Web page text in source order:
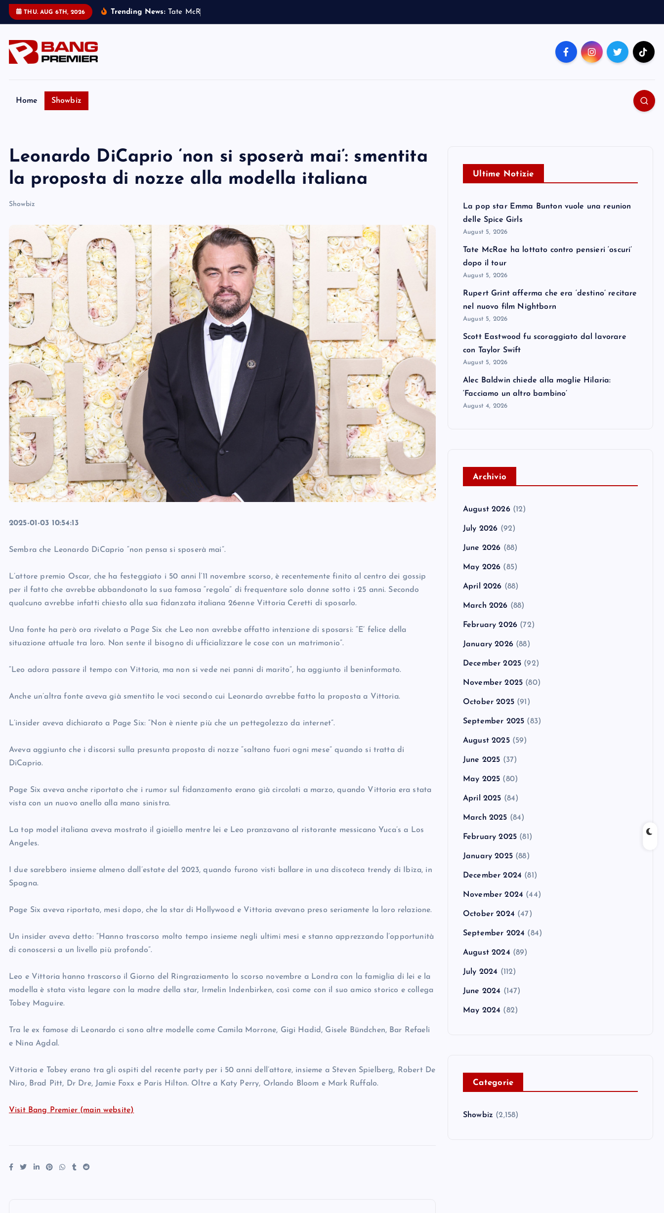
THU. AUG 6TH, 2026 Trending News: Tate Mc R
Home Showbiz
Leonardo DiCaprio ‘non si sposerà mai’: smentita
la proposta di nozze alla modella italiana
Showbiz
2025-01-03 10:54:13
Sembra che Leonardo DiCaprio “non pensa si sposerà mai”.
L’attore premio Oscar, che ha festeggiato i 50 anni l’11 novembre scorso, è recentemente finito al centro dei gossip
per il fatto che avrebbe abbandonato la sua famosa “regola” di frequentare solo donne sotto i 25 anni. Secondo
qualcuno avrebbe infatti chiesto alla sua fidanzata italiana 26enne Vittoria Ceretti di sposarlo.
Una fonte ha però ora rivelato a Page Six che Leo non avrebbe affatto intenzione di sposarsi: “E’ felice della
situazione attuale tra loro. Non sente il bisogno di ufficializzare le cose con un matrimonio”.
“Leo adora passare il tempo con Vittoria, ma non si vede nei panni di marito”, ha aggiunto il beninformato.
Anche un’altra fonte aveva già smentito le voci secondo cui Leonardo avrebbe fatto la proposta a Vittoria.
L’insider aveva dichiarato a Page Six: “Non è niente più che un pettegolezzo da internet”.
Aveva aggiunto che i discorsi sulla presunta proposta di nozze “saltano fuori ogni mese” quando si tratta di
DiCaprio.
Page Six aveva anche riportato che i rumor sul fidanzamento erano già circolati a marzo, quando Vittoria era stata
vista con un nuovo anello alla mano sinistra.
La top model italiana aveva mostrato il gioiello mentre lei e Leo pranzavano al ristorante messicano Yuca’s a Los
Angeles.
I due sarebbero insieme almeno dall’estate del 2023, quando furono visti ballare in una discoteca trendy di Ibiza, in
Spagna.
Page Six aveva riportato, mesi dopo, che la star di Hollywood e Vittoria avevano preso seriamente la loro relazione.
Un insider aveva detto: “Hanno trascorso molto tempo insieme negli ultimi mesi e stanno apprezzando l’opportunità
di conoscersi a un livello più profondo”.
Leo e Vittoria hanno trascorso il Giorno del Ringraziamento lo scorso novembre a Londra con la famiglia di lei e la
modella è stata vista legare con la madre della star, Irmelin Indenbirken, così come con il suo amico storico e collega
Tobey Maguire.
Tra le ex famose di Leonardo ci sono altre modelle come Camila Morrone, Gigi Hadid, Gisele Bündchen, Bar Refaeli
e Nina Agdal.
Vittoria e Tobey erano tra gli ospiti del recente party per i 50 anni dell’attore, insieme a Steven Spielberg, Robert De
Niro, Brad Pitt, Dr Dre, Jamie Foxx e Paris Hilton. Oltre a Katy Perry, Orlando Bloom e Mark Ruffalo.
Visit Bang Premier (main website)
Ultime Notizie
La pop star Emma Bunton vuole una reunion
delle Spice Girls
August 5, 2026
Tate McRae ha lottato contro pensieri ‘oscuri’
dopo il tour
August 5, 2026
Rupert Grint afferma che era ‘destino’ recitare
nel nuovo film Nightborn
August 5, 2026
Scott Eastwood fu scoraggiato dal lavorare
con Taylor Swift
August 5, 2026
Alec Baldwin chiede alla moglie Hilaria:
‘Facciamo un altro bambino’
August 4, 2026
Archivio
August 2026(12)
July 2026 (92)
June 2026 (88)
May 2026 (85)
April 2026 (88)
March 2026 (88)
February 2026 (72)
January 2026(88)
December 2025 (92)
November 2025 (80)
October 2025(91)
September 2025 (83)
August 2025(59)
June 2025 (37)
May 2025 (80)
April 2025 (84)
March 2025 (84)
February 2025 (81)
January 2025(88)
December 2024 (81)
November 2024 (44)
October 2024 (47)
September 2024 (84)
August 2024 (89)
July 2024 (112)
June 2024 (147)
May 2024 (82)
Categorie
Showbiz (2,158)